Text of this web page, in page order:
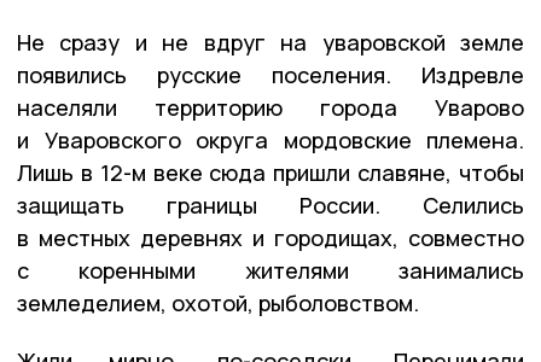
Не сразу и не вдруг на уваровской земле
появились русские поселения. Издревле
населяли территорию города Уварово
и Уваровского округа мордовские племена.
Лишь в 12-м веке сюда пришли славяне, чтобы
защищать границы России. Селились
в местных деревнях и городищах, совместно
с коренными жителями занимались
земледелием, охотой, рыболовством.